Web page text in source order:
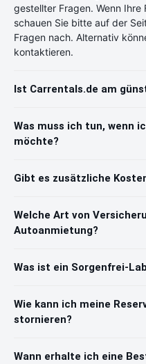
gestellter Fragen. Wenn
schauen Sie bitte auf der
Fragen nach. Alternativ
kontaktieren.
Ist Carrentals.de am
Was muss ich tun, wenn
möchte?
Gibt es zusätzliche
Welche Art von
Autoanmietung?
Was ist ein Sorgenfrei-
Wie kann ich meine
stornieren?
Wann erhalte ich eine